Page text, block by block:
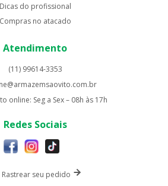
Dicas do profissional
Compras no atacado
Atendimento
(11) 99614-3353
online: Seg a Sex – 08h às 17h
Redes Sociais
Rastrear seu pedido